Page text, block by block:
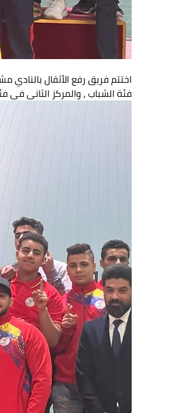
اختتم فريق رفع الأثقال
فئة الشباب ، والمركز الثاني في فئة